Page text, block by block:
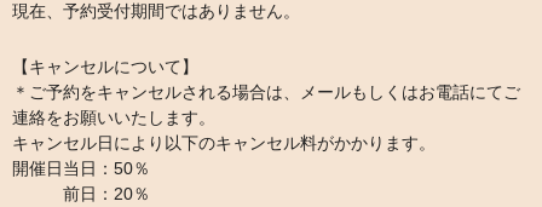
現在、予約受付期間ではありません。
【キャンセルについて】
＊ご予約をキャンセルされる場合は、メールもしくはお電話にてご
連絡をお願いいたします。
キャンセル日により以下のキャンセル料がかかります。
開催日当日：50％
前日：20％